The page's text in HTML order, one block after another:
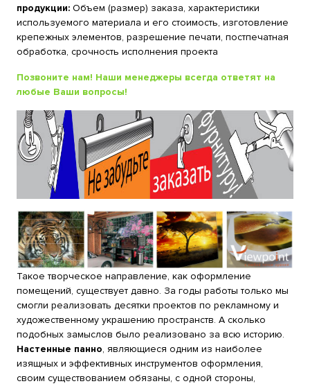
продукции: Объем (размер) заказа, характеристики
используемого материала и его стоимость, изготовление
крепежных элементов, разрешение печати, постпечатная
обработка, срочность исполнения проекта
Позвоните нам! Наши менеджеры всегда ответят на
любые Ваши вопросы!
Такое творческое направление, как оформление
помещений, существует давно. За годы работы только мы
смогли реализовать десятки проектов по рекламному и
художественному украшению пространств. А сколько
подобных замыслов было реализовано за всю историю.
Настенные панно, являющиеся одним из наиболее
изящных и эффективных инструментов оформления,
своим существованием обязаны, с одной стороны,